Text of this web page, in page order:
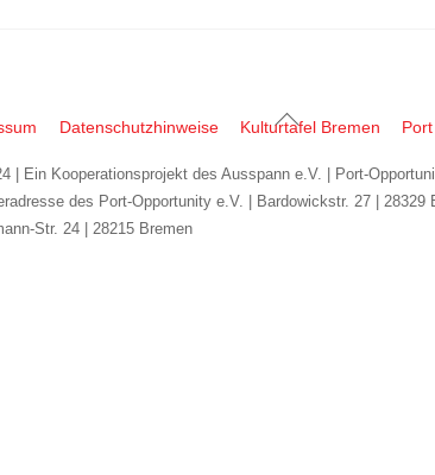
Back
Top
Datenschutzhinweise Kulturtafel Bremen
| Ein Kooperationsprojekt des Ausspann e.V. | Port-
des Port-Opportunity e.V. | Bardowickstr. 27 |
Str. 24 | 28215 Bremen